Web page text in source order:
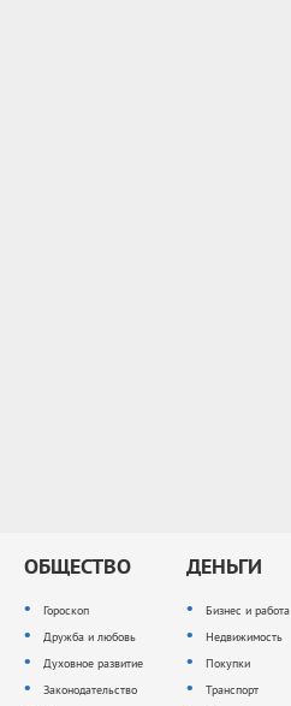
ОБЩЕСТВО
Гороскоп
Дружба и любовь
Духовное развитие
Законодательство
ДЕНЬГИ
Бизнес и работа
Недвижимость
Покупки
Транспорт